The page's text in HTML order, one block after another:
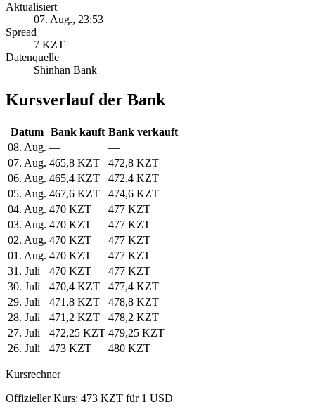
Aktualisiert
07. Aug., 23:53
Spread
7 KZT
Datenquelle
Shinhan Bank
Kursverlauf der Bank
Datum Bank kauft Bank verkauft
08. Aug. —
—
07. Aug. 465,8 KZT
472,8 KZT
06. Aug. 465,4 KZT
472,4 KZT
05. Aug. 467,6 KZT
474,6 KZT
04. Aug. 470 KZT
477 KZT
03. Aug. 470 KZT
477 KZT
02. Aug. 470 KZT
477 KZT
01. Aug. 470 KZT
477 KZT
31. Juli
470 KZT
477 KZT
30. Juli
470,4 KZT
477,4 KZT
29. Juli
471,8 KZT
478,8 KZT
28. Juli
471,2 KZT
478,2 KZT
27. Juli
472,25 KZT 479,25 KZT
26. Juli
473 KZT 480 KZT
Kursrechner
Offizieller Kurs: 473 KZT für 1 USD